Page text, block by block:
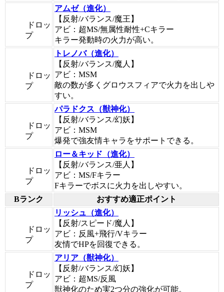
ドロッ
プ
アムゼ（進化）
【反射/バランス/魔王】
アビ：超MS/無属性耐性+Cキラー
キラー発動時の火力が高い。
ドロッ
プ
トレノバ（進化）
【反射/バランス/魔人】
アビ：MSM
敵の数が多くグロウスフィアで火力を出しや
すい。
ドロッ
プ
パラドクス（獣神化）
【反射/バランス/幻妖】
アビ：MSM
爆発で強友情キャラをサポートできる。
ドロッ
プ
ロー＆キッド（進化）
【反射/バランス/亜人】
アビ：MS/Fキラー
Fキラーでボスに火力を出しやすい。
Bランク
おすすめ適正ポイント
ドロッ
プ
リッシュ（進化）
【反射/スピード/魔人】
アビ：反風+飛行/Vキラー
友情でHPを回復できる。
ドロッ
プ
アリア（獣神化）
【反射/バランス/幻妖】
アビ：超MS/反風
獣神化のため実2つ分の強化が可能。